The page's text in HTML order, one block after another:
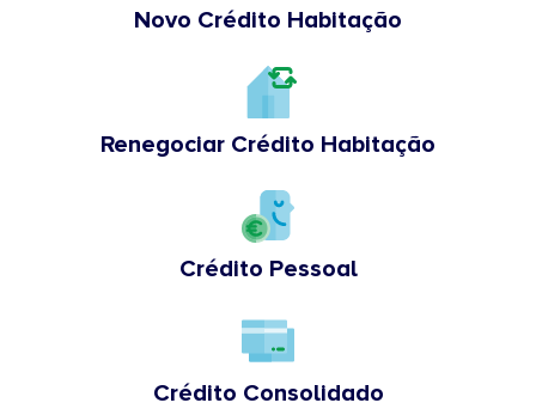
Novo Crédito Habitação
Renegociar Crédito Habitação
Crédito Pessoal
Crédito Consolidado